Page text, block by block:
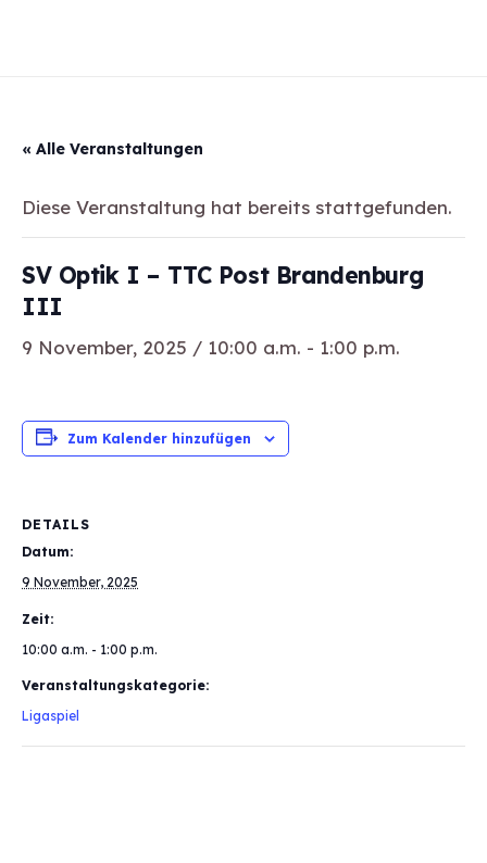
« Alle Veranstaltungen
Diese Veranstaltung hat bereits stattgefunden.
SV Optik I – TTC Post Brandenburg
III
9 November, 2025 / 10:00 a.m. - 1:00 p.m.
Zum Kalender hinzufügen
DETAILS
Datum:
9 November, 2025
Zeit:
10:00 a.m. - 1:00 p.m.
Veranstaltungskategorie:
Ligaspiel